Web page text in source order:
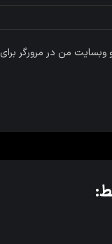
وبسایت من در مرورگر برای